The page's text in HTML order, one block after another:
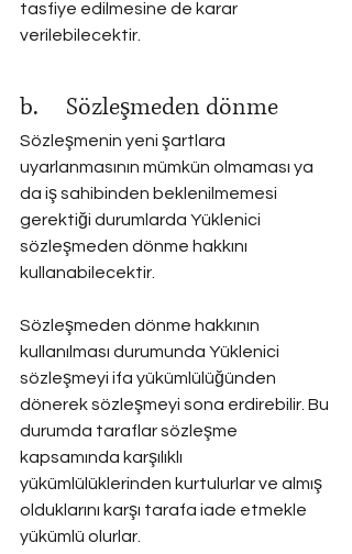
tasfiye edilmesine de karar
verilebilecektir.
b.     Sözleşmeden dönme
Sözleşmenin yeni şartlara
uyarlanmasının mümkün olmaması ya
da iş sahibinden beklenilmemesi
gerektiği durumlarda Yüklenici
sözleşmeden dönme hakkını
kullanabilecektir.
Sözleşmeden dönme hakkının
kullanılması durumunda Yüklenici
sözleşmeyi ifa yükümlülüğünden
dönerek sözleşmeyi sona erdirebilir. Bu
durumda taraflar sözleşme
kapsamında karşılıklı
yükümlülüklerinden kurtulurlar ve almış
olduklarını karşı tarafa iade etmekle
yükümlü olurlar.